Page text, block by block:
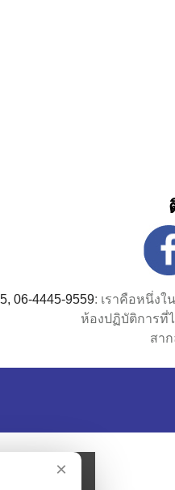
ห้องปฏิบัติการที่
to the